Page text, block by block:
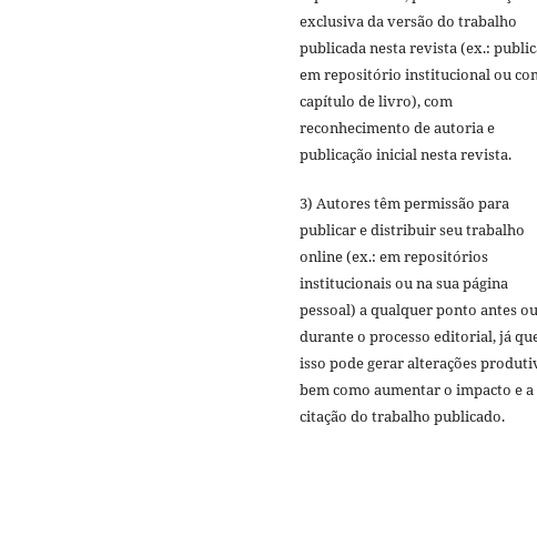
exclusiva da versão do trabalho
publicada nesta revista (ex.:
em repositório institucional ou
capítulo de livro), com
reconhecimento de autoria e
publicação inicial nesta revista.
3) Autores têm permissão para
publicar e distribuir seu trabalho
online (ex.: em repositórios
institucionais ou na sua página
pessoal) a qualquer ponto antes ou
durante o processo editorial, já
isso pode gerar alterações
bem como aumentar o impacto e a
citação do trabalho publicado.